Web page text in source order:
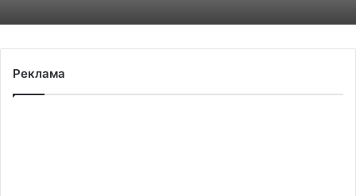
Реклама